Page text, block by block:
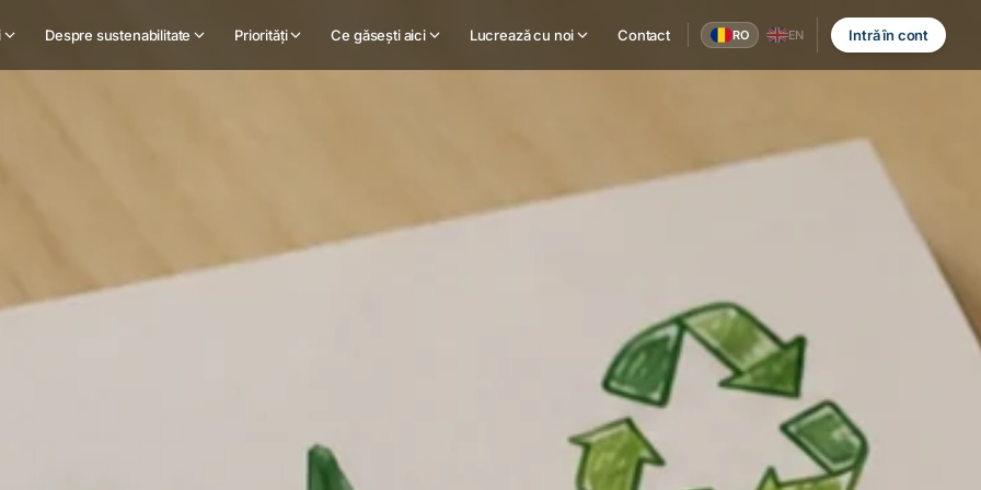
Despre sustenabilitate Priorități Ce găsești aici Lucrează cu noi Contact RO EN Intră în cont